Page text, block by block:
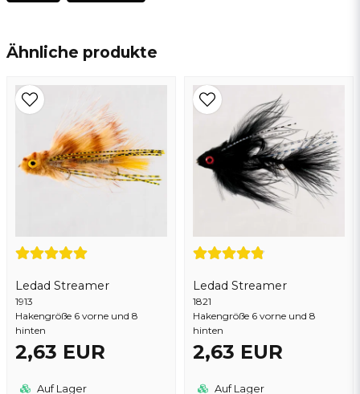
Ähnliche produkte
Ledad Streamer
1913
Hakengröße 6 vorne und 8
hinten
2,63 EUR
Auf Lager
Ledad Streamer
1821
Hakengröße 6 vorne und 8
hinten
2,63 EUR
Auf Lager
E-Mail addresse
Ja, sie können meine frage veröffentlichen
Frage senden